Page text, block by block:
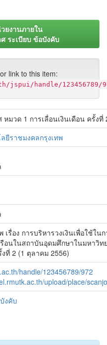
ยงานภายใน
ระเบียบ ข้อบังคับ
link to this item:
jspui/handle/123456789/
มวด 1 การเลื่อนเงินเดือน ครั้งที่
ยีราชมงคลกรุงเทพ
เรื่อง การบริหารวงเงินเพื่อใช้ใน
อนในสถาบันอุดมศึกษาในมหาวิท
ที่ 2 (1 ตุลาคม 2556)
handle/123456789/972
upload/place/
งคับ